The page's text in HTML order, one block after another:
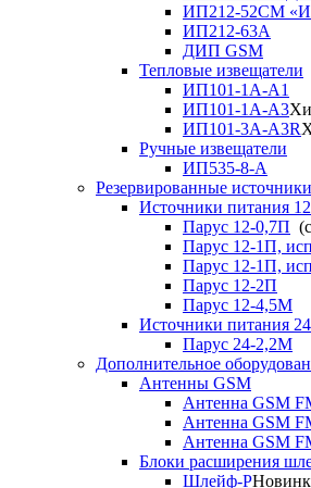
ИП212-52СМ
ИП212-63А
ДИП GSM
Тепловые извещатели
ИП101-1А-А1
ИП101-1А-А3
ИП101-3А-А3R
Ручные извещатели
ИП535-8-А
Резервированные
Источники питания
Парус 12-0,7П
Парус 12-1П,
Парус 12-1П,
Парус 12-2П
Парус 12-4,5М
Источники питания
Парус 24-2,2М
Дополнительное
Антенны GSM
Антенна GSM
Антенна GSM
Антенна GSM
Блоки расширения
Шлейф-Р